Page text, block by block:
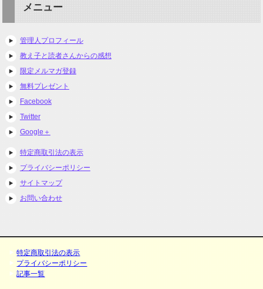
メニュー
管理人プロフィール
教え子と読者さんからの感想
限定メルマガ登録
無料プレゼント
Facebook
Twitter
Google＋
特定商取引法の表示
プライバシーポリシー
サイトマップ
お問い合わせ
特定商取引法の表示
プライバシーポリシー
記事一覧